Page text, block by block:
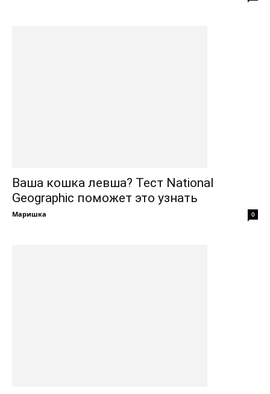
Ваша кошка левша? Тест National
Geographic поможет это узнать
Маришка 0